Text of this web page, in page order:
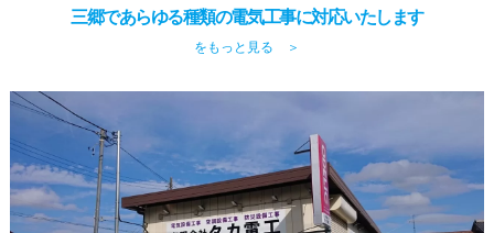
三郷であらゆる種類の電気工事に対応いたします
をもっと見る ＞